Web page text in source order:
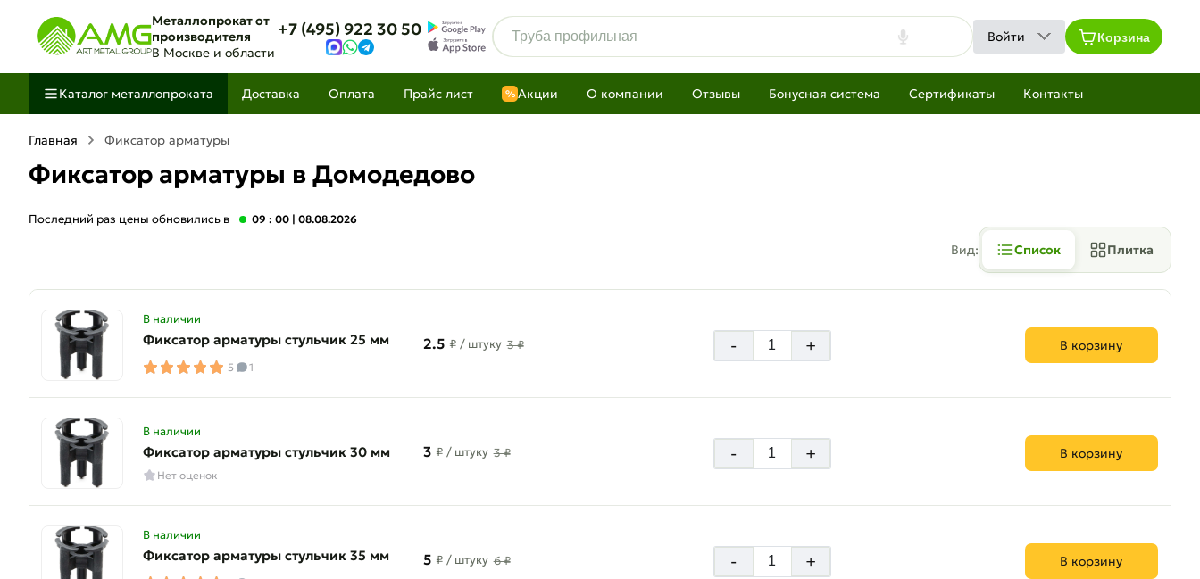
Металлопрокат от
производителя
В Москве и области
+7 (495) 922 30 50 Войти Корзина
Каталог металлопроката Доставка Оплата Прайс лист % Акции О компании Отзывы Бонусная система Сертификаты Контакты
Главная Фиксатор арматуры
Фиксатор арматуры в Домодедово
Последний раз цены обновились в 09 : 00 | 08.08.2026
Вид: Список Плитка
В наличии
Фиксатор арматуры стульчик 25 мм
5 1
2.5 ₽ / штуку 3 ₽ - + В корзину
В наличии
Фиксатор арматуры стульчик 30 мм
Нет оценок
3 ₽ / штуку 3 ₽ - + В корзину
В наличии
Фиксатор арматуры стульчик 35 мм 5 ₽ / штуку 6 ₽ - + В корзину